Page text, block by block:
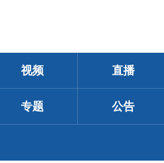
视频 直播
专题 公告